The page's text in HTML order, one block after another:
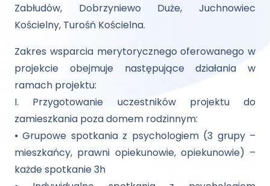
Zabłudów, Dobrzyniewo Duże, Juchnowiec
Kościelny, Turośń Kościelna.
Zakres wsparcia merytorycznego oferowanego w
projekcie obejmuje następujące działania w
ramach projektu:
I. Przygotowanie uczestników projektu do
zamieszkania poza domem rodzinnym:
⦁ Grupowe spotkania z psychologiem (3 grupy –
mieszkańcy, prawni opiekunowie, opiekunowie) –
każde spotkanie 3h